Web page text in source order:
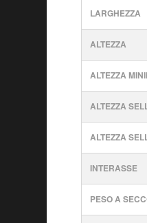
LARGHEZZA
ALTEZZA
ALTEZZA
ALTEZZA
ALTEZZA
INTERASSE
PESO A